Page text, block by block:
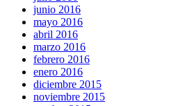
junio 2016
mayo 2016
abril 2016
marzo 2016
febrero 2016
enero 2016
diciembre 2015
noviembre 2015